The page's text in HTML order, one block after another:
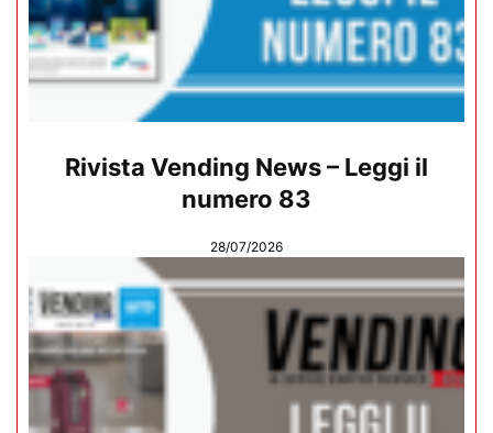
Rivista Vending News – Leggi il
numero 83
28/07/2026